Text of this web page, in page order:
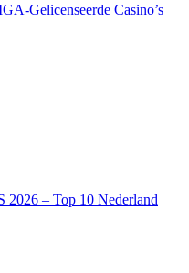
Gelicenseerde Casino’s
2026 – Top 10 Nederland